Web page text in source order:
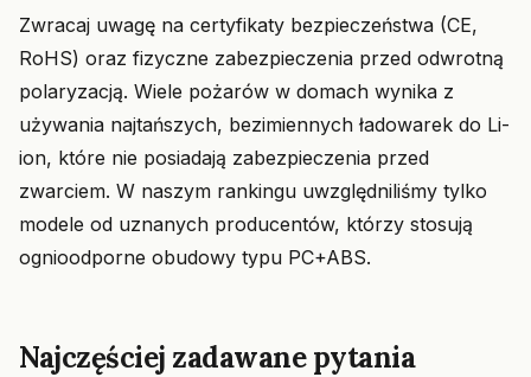
Zwracaj uwagę na certyfikaty bezpieczeństwa (CE,
RoHS) oraz fizyczne zabezpieczenia przed odwrotną
polaryzacją. Wiele pożarów w domach wynika z
używania najtańszych, bezimiennych ładowarek do Li-
ion, które nie posiadają zabezpieczenia przed
zwarciem. W naszym rankingu uwzględniliśmy tylko
modele od uznanych producentów, którzy stosują
ognioodporne obudowy typu PC+ABS.
Najczęściej zadawane pytania